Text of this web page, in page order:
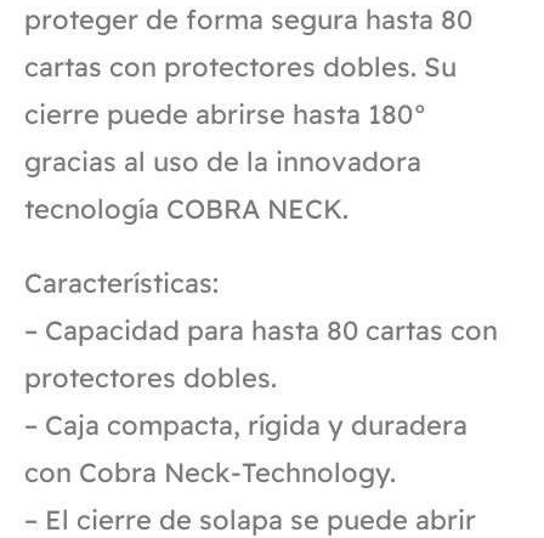
proteger de forma segura hasta 80
cartas con protectores dobles. Su
cierre puede abrirse hasta 180°
gracias al uso de la innovadora
tecnología COBRA NECK.
Características:
– Capacidad para hasta 80 cartas con
protectores dobles.
– Caja compacta, rígida y duradera
con Cobra Neck-Technology.
– El cierre de solapa se puede abrir